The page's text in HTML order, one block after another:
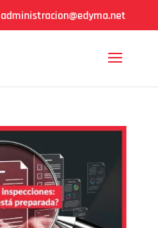
administracion@edyma.net